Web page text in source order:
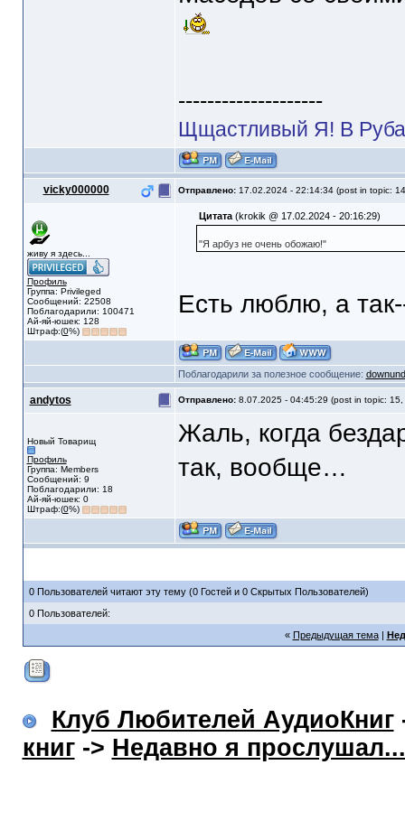
--------------------
Щщастливый Я! В
vicky000000 Отправлено: 17.02.2024 - 22:14:34 (post in topic:
живу я здесь...
Профиль
Группа: Privileged
Сообщений: 22508
Поблагодарили: 100471
Ай-яй-юшек: 128
Штраф:(0%)
Цитата(krokik @ 17.02.2024 - 20:16:29)
"Я арбуз не очень обожаю!"
Есть люблю, а
Поблагодарили за полезное сообщение:
andytos Отправлено: 8.07.2025 - 04:45:29 (post in topic: 15,
Новый Товарищ
Профиль
Группа: Members
Сообщений: 9
Поблагодарили: 18
Ай-яй-юшек: 0
Штраф:(0%)
Жаль, когда
так, вообще…
0 Пользователей читают эту тему (0 Гостей и 0 Скрытых Пользователей)
0 Пользователей:
« Предыдущая тема|
Клуб Любителей АудиоКниг
книг-> Недавно я прослушал...